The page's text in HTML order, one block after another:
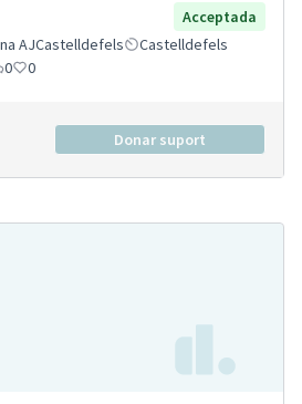
Acceptada
AJCastelldefels
Castelldefels
0 0
Donar suport